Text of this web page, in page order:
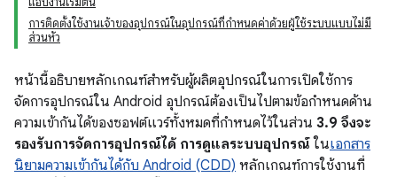
การติดตั้งใช้งานเจ้าของอุปกรณ์ในอุปกรณ์ที่กำหนดค่าด้วยผู้ใช้ระบบแบบไม่มี
ส่วนหัว
หน้านี้อธิบายหลักเกณฑ์สำหรับผู้ผลิตอุปกรณ์ในการเปิดใช้การ
จัดการอุปกรณ์ใน Android อุปกรณ์ต้องเป็นไปตามข้อกำหนดด้าน
ความเข้ากันได้ของซอฟต์แวร์ทั้งหมดที่กำหนดไว้ในส่วน 3.9 จึงจะ
รองรับการจัดการอุปกรณ์ได้ การดูแลระบบอุปกรณ์ ในเอกสาร
นิยามความเข้ากันได้กับ Android (CDD) หลักเกณฑ์การใช้งานที่